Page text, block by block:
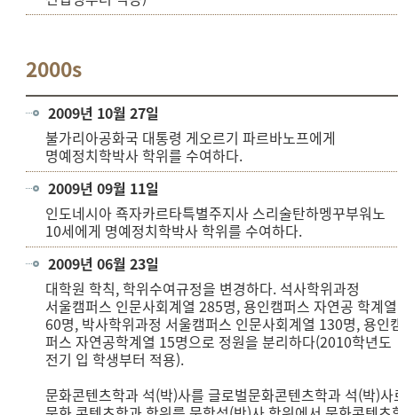
2000s
2009년 10월 27일
불가리아공화국 대통령 게오르기 파르바노프에게
명예정치학박사 학위를 수여하다.
2009년 09월 11일
인도네시아 죡자카르타특별주지사 스리술탄하멩꾸부워노
10세에게 명예정치학박사 학위를 수여하다.
2009년 06월 23일
대학원 학칙, 학위수여규정을 변경하다. 석사학위과정
서울캠퍼스 인문사회계열 285명, 용인캠퍼스 자연공 학계열
60명, 박사학위과정 서울캠퍼스 인문사회계열 130명, 용인
퍼스 자연공학계열 15명으로 정원을 분리하다(2010학년도
전기 입 학생부터 적용).
문화콘텐츠학과 석(박)사를 글로벌문화콘텐츠학과 석(박)사